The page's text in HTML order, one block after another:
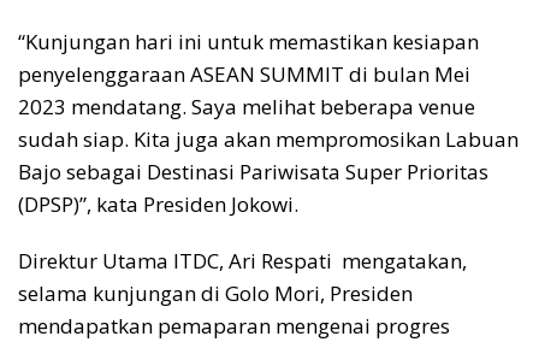
“Kunjungan hari ini untuk memastikan kesiapan
penyelenggaraan ASEAN SUMMIT di bulan Mei
2023 mendatang. Saya melihat beberapa venue
sudah siap. Kita juga akan mempromosikan Labuan
Bajo sebagai Destinasi Pariwisata Super Prioritas
(DPSP)”, kata Presiden Jokowi.
Direktur Utama ITDC, Ari Respati mengatakan,
selama kunjungan di Golo Mori, Presiden
mendapatkan pemaparan mengenai progres